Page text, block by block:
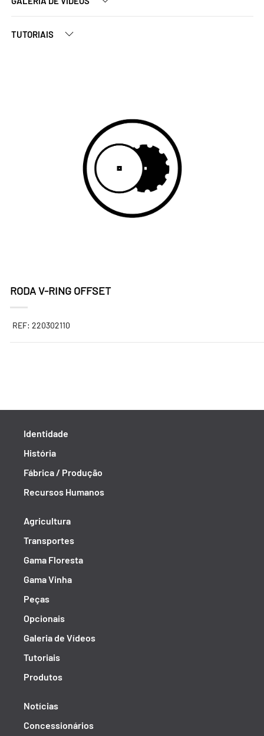
TUTORIAIS
RODA V-RING OFFSET
REF: 220302110
Identidade
História
Fábrica / Produção
Recursos Humanos
Agricultura
Transportes
Gama Floresta
Gama Vinha
Peças
Opcionais
Galeria de Vídeos
Tutoriais
Produtos
Notícias
Concessionários